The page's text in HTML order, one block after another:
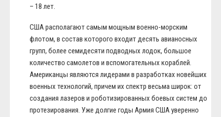
– 18 лет.
США располагают самым мощным военно-морским
флотом, в состав которого входит десять авианосных
групп, более семидесяти подводных лодок, большое
количество самолетов и вспомогательных кораблей.
Американцы являются лидерами в разработках новейших
военных технологий, причем их спектр весьма широк: от
создания лазеров и роботизированных боевых систем до
протезирования. Уже долгие годы Армия США уверенно